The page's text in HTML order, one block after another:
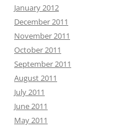
January 2012
December 2011
November 2011
October 2011
September 2011
August 2011
July 2011
June 2011
May 2011